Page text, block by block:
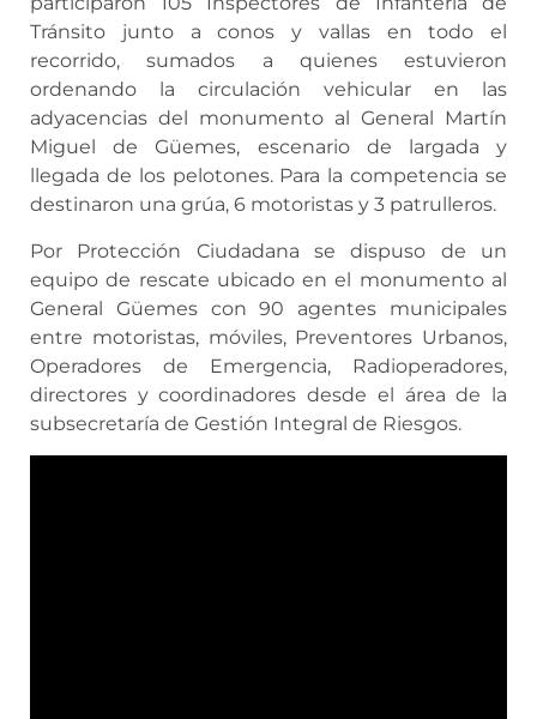
Tránsito junto a conos y vallas en todo el
recorrido, sumados a quienes estuvieron
ordenando la circulación vehicular en las
adyacencias del monumento al General Martín
Miguel de Güemes, escenario de largada y
llegada de los pelotones. Para la competencia se
destinaron una grúa, 6 motoristas y 3 patrulleros.
Por Protección Ciudadana se dispuso de un
equipo de rescate ubicado en el monumento al
General Güemes con 90 agentes municipales
entre motoristas, móviles, Preventores Urbanos,
Operadores de Emergencia, Radioperadores,
directores y coordinadores desde el área de la
subsecretaría de Gestión Integral de Riesgos.